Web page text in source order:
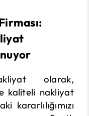
olarak,
kaliteli nakliyat
kararlılığımızı